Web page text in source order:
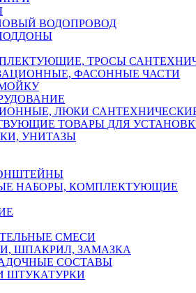
ВОДОПРОВОД
ТРОСЫ
ФАСОННЫЕ ЧАСТИ
ЛЮКИ
ТОВАРЫ ДЛЯ
УНИТАЗЫ
НАБОРЫ, КОМПЛЕКТУЮЩИЕ
СМЕСИ
ШПАКРИЛ, ЗАМАЗКА
СОСТАВЫ
ШТУКАТУРКИ